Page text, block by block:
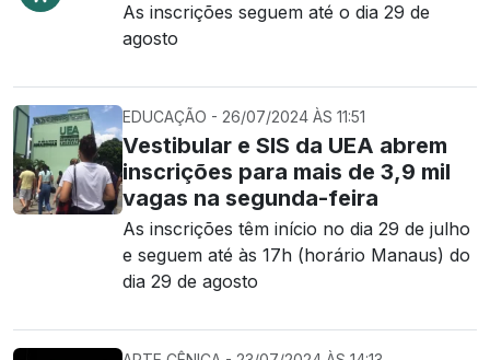
As inscrições seguem até o dia 29 de
agosto
EDUCAÇÃO - 26/07/2024 ÀS 11:51
Vestibular e SIS da UEA abrem
inscrições para mais de 3,9 mil
vagas na segunda-feira
As inscrições têm início no dia 29 de julho
e seguem até às 17h (horário Manaus) do
dia 29 de agosto